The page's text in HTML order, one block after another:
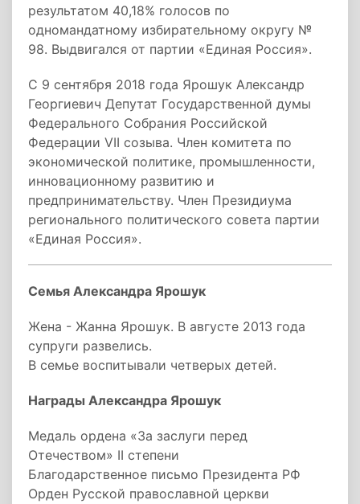
результатом 40,18% голосов по
одномандатному избирательному округу №
98. Выдвигался от партии «Единая Россия».
С 9 сентября 2018 года Ярошук Александр
Георгиевич Депутат Государственной думы
Федерального Собрания Российской
Федерации VII созыва. Член комитета по
экономической политике, промышленности,
инновационному развитию и
предпринимательству. Член Президиума
регионального политического совета партии
«Единая Россия».
Семья Александра Ярошук
Жена - Жанна Ярошук. В августе 2013 года
супруги развелись.
В семье воспитывали четверых детей.
Награды Александра Ярошук
Медаль ордена «За заслуги перед
Отечеством» II cтепени
Благодарственное письмо Президента РФ
Орден Русской православной церкви